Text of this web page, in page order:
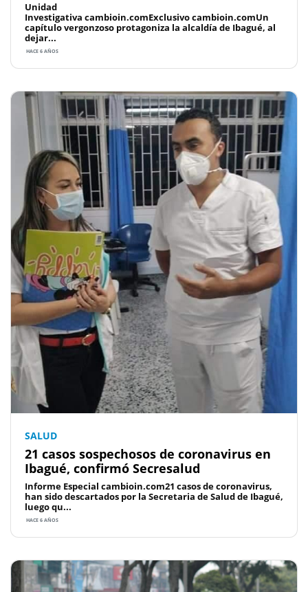
Unidad
Investigativa cambioin.comExclusivo cambioin.comUn
capítulo vergonzoso protagoniza la alcaldía de Ibagué, al
dejar...
HACE 6 AÑOS
SALUD
21 casos sospechosos de coronavirus en
Ibagué, confirmó Secresalud
Informe Especial cambioin.com21 casos de coronavirus,
han sido descartados por la Secretaria de Salud de Ibagué,
luego qu...
HACE 6 AÑOS